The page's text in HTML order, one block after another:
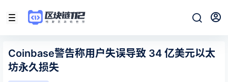
Coinbase警告称用户失误导致 34 亿美元以太
坊永久损失